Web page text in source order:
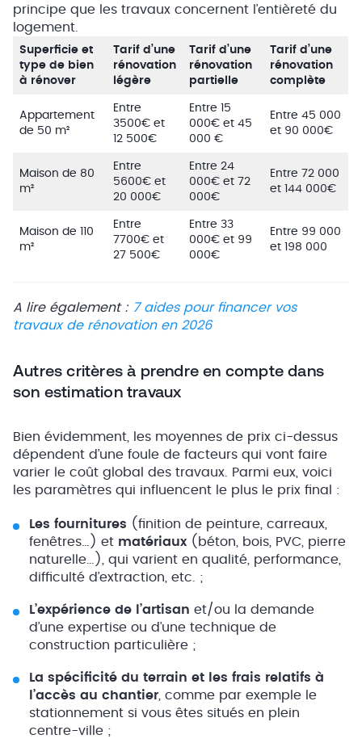
principe que les travaux concernent l’entièreté du
logement.
Superficie et
type de bien
à rénover
Tarif d’une
rénovation
légère
Tarif d’une
rénovation
partielle
Tarif d’une
rénovation
complète
Appartement
de 50 m²
Entre
3500€ et
12 500€
Entre 15
000€ et 45
000 €
Entre 45 000
et 90 000€
Maison de 80
m²
Entre
5600€ et
20 000€
Entre 24
000€ et 72
000€
Entre 72 000
et 144 000€
Maison de 110
m²
Entre
7700€ et
27 500€
Entre 33
000€ et 99
000€
Entre 99 000
et 198 000
A lire également : 7 aides pour financer vos
travaux de rénovation en 2026
Autres critères à prendre en compte dans
son estimation travaux
Bien évidemment, les moyennes de prix ci-dessus
dépendent d’une foule de facteurs qui vont faire
varier le coût global des travaux. Parmi eux, voici
les paramètres qui influencent le plus le prix final :
Les fournitures (finition de peinture, carreaux,
fenêtres…) et matériaux (béton, bois, PVC, pierre
naturelle…), qui varient en qualité, performance,
difficulté d’extraction, etc. ;
L’expérience de l’artisan et/ou la demande
d’une expertise ou d’une technique de
construction particulière ;
La spécificité du terrain et les frais relatifs à
l’accès au chantier , comme par exemple le
stationnement si vous êtes situés en plein
centre-ville ;